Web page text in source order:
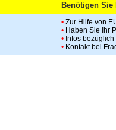
Benötigen Sie
• Zur Hilfe von
• Haben Sie Ihr
• Infos
• Kontakt bei